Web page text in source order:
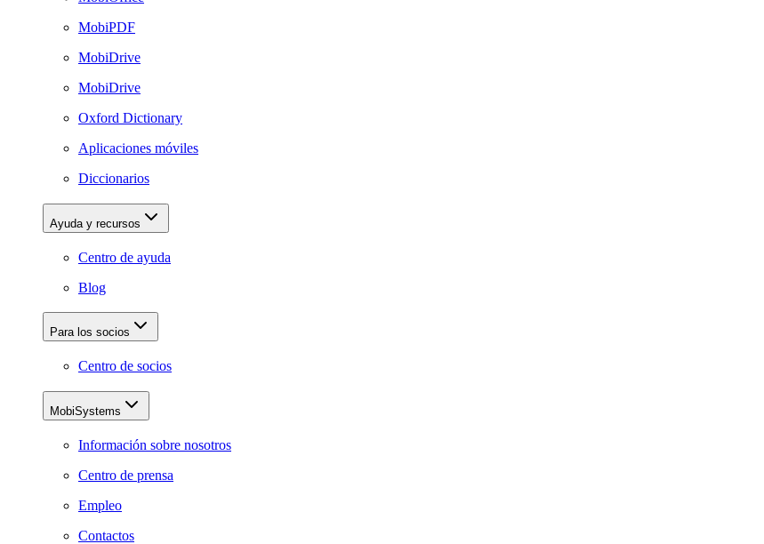
MobiPDF
MobiDrive
MobiDrive
Oxford Dictionary
Aplicaciones móviles
Diccionarios
Ayuda y recursos
Centro de ayuda
Blog
Para los socios
Centro de socios
MobiSystems
Información sobre nosotros
Centro de prensa
Empleo
Contactos